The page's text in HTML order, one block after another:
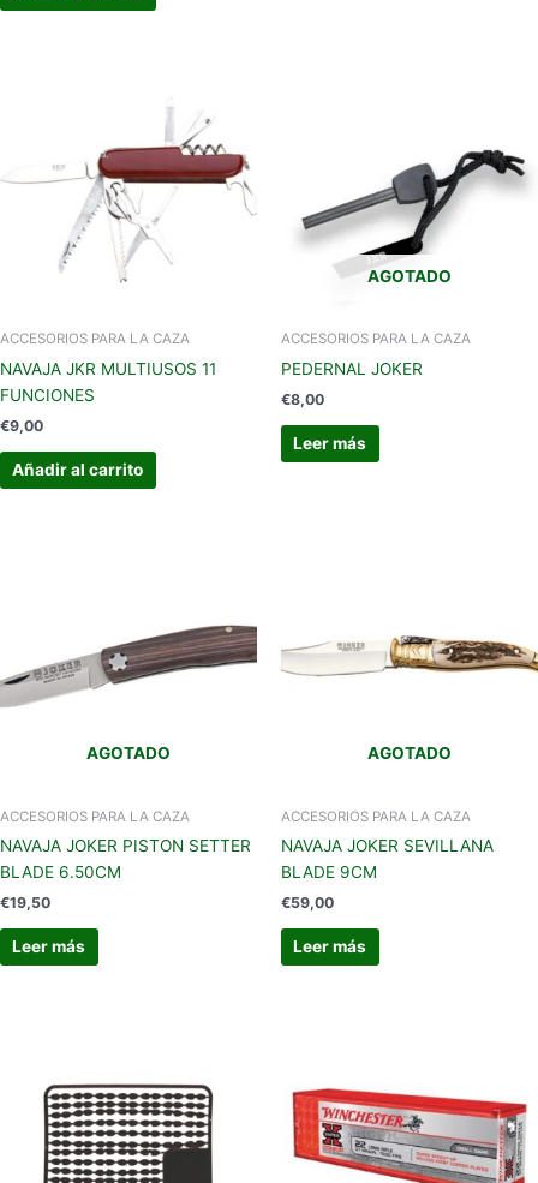
ACCESORIOS PARA LA CAZA
NAVAJA JKR MULTIUSOS 11
FUNCIONES
€9,00
Añadir al carrito
AGOTADO
ACCESORIOS PARA LA CAZA
PEDERNAL JOKER
€8,00
Leer más
AGOTADO
ACCESORIOS PARA LA CAZA
NAVAJA JOKER PISTON SETTER
BLADE 6.50CM
€19,50
Leer más
AGOTADO
ACCESORIOS PARA LA CAZA
NAVAJA JOKER SEVILLANA
BLADE 9CM
€59,00
Leer más